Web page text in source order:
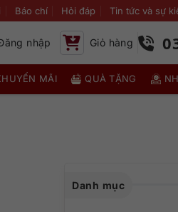
Báo chí Hỏi đáp Tin tức và sự
nhập Giỏ hàng
MÃI QUÀ TẶNG
Danh mục